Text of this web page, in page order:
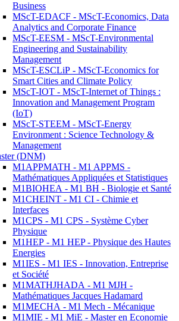
Business
MScT-EDACF - MScT-Economics, Data
Analytics and Corporate Finance
MScT-EESM - MScT-Environmental
Engineering and Sustainability
Management
MScT-ESCLiP - MScT-Economics for
Smart Cities and Climate Policy
MScT-IOT - MScT-Internet of Things :
Innovation and Management Program
(IoT)
MScT-STEEM - MScT-Energy
Environment : Science Technology &
Management
(DNM)
M1APPMATH - M1 APPMS -
Mathématiques Appliquées et Statistiques
M1BIOHEA - M1 BH - Biologie et Santé
M1CHEINT - M1 CI - Chimie et
Interfaces
M1CPS - M1 CPS - Système Cyber
Physique
M1HEP - M1 HEP - Physique des Hautes
Energies
M1IES - M1 IES - Innovation, Entreprise
et Société
M1MATHJHADA - M1 MJH -
Mathématiques Jacques Hadamard
M1MECHA - M1 Mech - Mécanique
M1MIE - M1 MiE - Master en Economie